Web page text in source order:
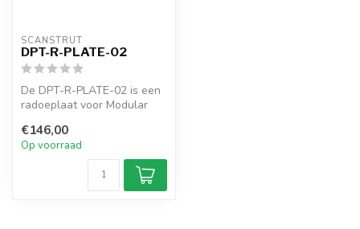
SCANSTRUT
DPT-R-PLATE-02
De DPT-R-PLATE-02 is een
radoeplaat voor Modular
de DPT-...
€146,00
Op voorraad